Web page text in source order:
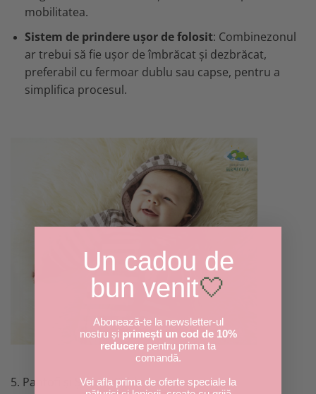
mobilitatea.
Sistem de prindere ușor de folosit: Combinezonul
ar trebui să fie ușor de îmbrăcat și dezbrăcat,
preferabil cu fermoar dublu sau capse, pentru a
simplifica procesul.
5. Pantofi și Șosete Călduroase
Un cadou de
bun venit🤍
Abonează-te la newsletter-ul
nostru și primești un cod de 10%
reducere pentru prima ta
comandă.
Vei afla prima de oferte speciale la